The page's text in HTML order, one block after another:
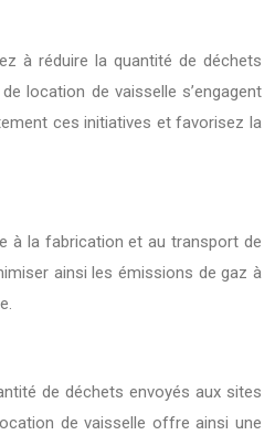
à réduire la quantité de déchets
location de vaisselle s’engagent
ces initiatives et favorisez la
à la fabrication et au transport de
ainsi les émissions de gaz à
de déchets envoyés aux sites
de vaisselle offre ainsi une